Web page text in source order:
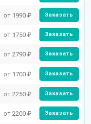
от 1990 ₽ Заказать
от 1750 ₽ Заказать
от 2790 ₽ Заказать
от 1700 ₽ Заказать
от 2250 ₽ Заказать
от 2200 ₽ Заказать